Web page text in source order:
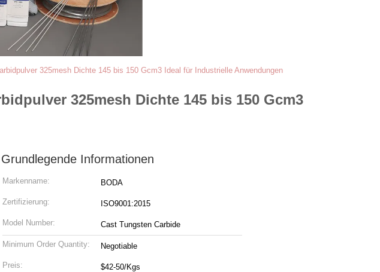
325mesh Dichte 145 bis 150 Gcm3 Ideal für Industrielle Anwendungen
325mesh Dichte 145 bis 150 Gcm3
Grundlegende Informationen
Markenname: BODA
Zertifizierung: ISO9001:2015
Model Number: Cast Tungsten Carbide
Minimum Order Quantity: Negotiable
Preis: $42-50/Kgs